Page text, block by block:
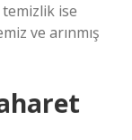
ise
ve arınmış